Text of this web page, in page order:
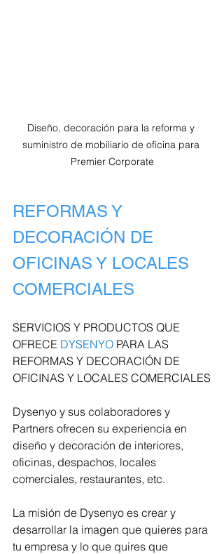
Diseño, decoración para la reforma y
suministro de mobiliario de oficina para
Premier Corporate
REFORMAS Y
DECORACIÓN DE
OFICINAS Y LOCALES
COMERCIALES
SERVICIOS Y PRODUCTOS QUE
OFRECE DYSENYO PARA LAS
REFORMAS Y DECORACIÓN DE
OFICINAS Y LOCALES COMERCIALES
Dysenyo y sus colaboradores y
Partners ofrecen su experiencia en
diseño y decoración de interiores,
oficinas, despachos, locales
comerciales, restaurantes, etc.
La misión de Dysenyo es crear y
desarrollar la imagen que quieres para
tu empresa y lo que quires que